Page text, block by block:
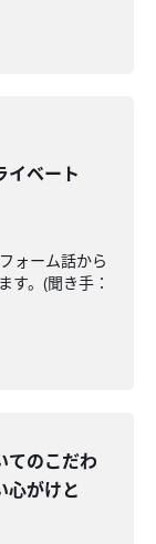
イベート
ォーム話から
す。(聞き手：
てのこだわ
心がけと